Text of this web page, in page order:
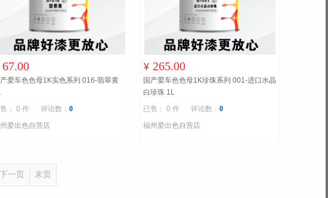
67.00
爱车色色母1K实色系列 016-翡翠黄
： 0 件
评论数： 0
爱出色自营店
¥ 265.00
国产爱车色色母1K珍珠系列 001-进口水晶
白珍珠 1L
已售： 0 件
评论数：0
福州爱出色自营店
下一页 末页